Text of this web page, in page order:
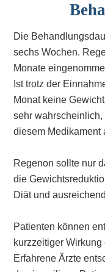
Die
sechs Wochen.
Monate
Ist trotz der
Monat keine
sehr
diesem Medikament
Regenon sollte nur
die
Diät und
Patienten können
kurzzeitiger
Erfahrene Ärzte